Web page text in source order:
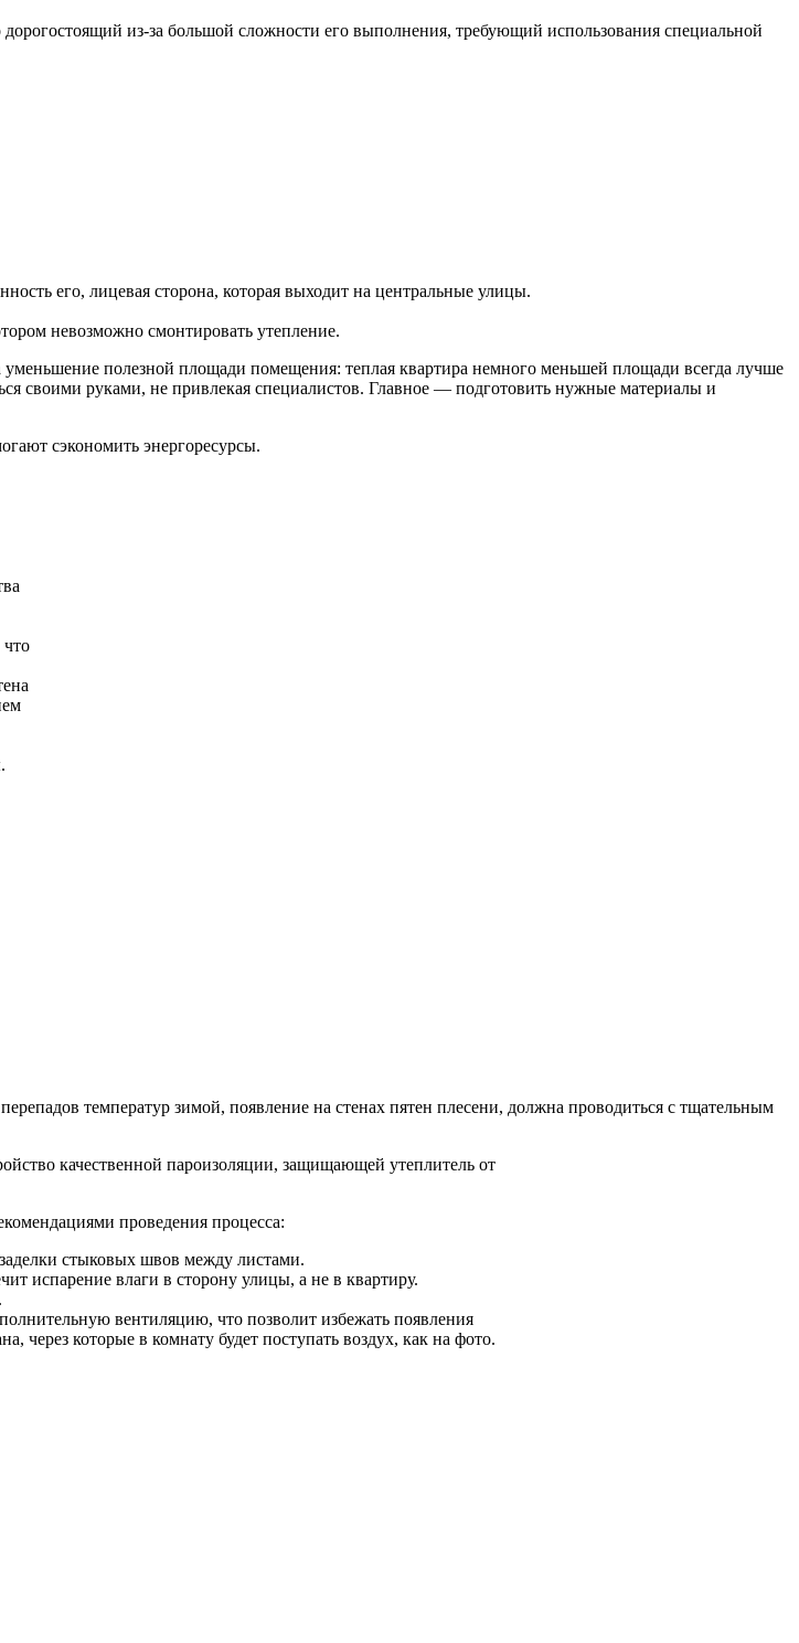
дорогостоящий из-за большой сложности его выполнения, требующий использования специальной
его, лицевая сторона, которая выходит на центральные улицы.
невозможно смонтировать утепление.
полезной площади помещения: теплая квартира немного меньшей площади всегда лучше
своими руками, не привлекая специалистов. Главное — подготовить нужные материалы и
сэкономить энергоресурсы.
что
температур зимой, появление на стенах пятен плесени, должна проводиться с тщательным
качественной пароизоляции, защищающей утеплитель от
проведения процесса:
стыковых швов между листами.
испарение влаги в сторону улицы, а не в квартиру.
вентиляцию, что позволит избежать появления
через которые в комнату будет поступать воздух, как на фото.